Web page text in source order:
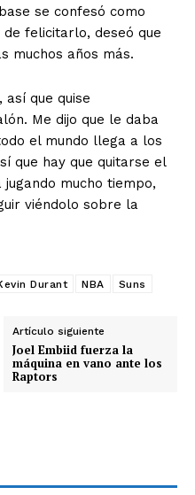
se confesó como
felicitarlo, deseó que
muchos años más.
así que quise
Me dijo que le daba
el mundo llega a los
que hay que quitarse el
mucho tiempo,
viéndolo sobre la
Durant NBA Suns
Artículo siguiente
Joel Embiid fuerza la
máquina en vano ante los
Raptors